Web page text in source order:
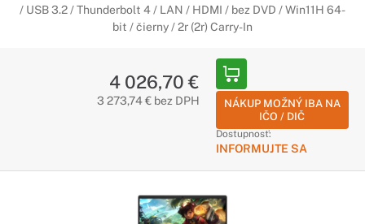
/ USB 3.2 / Thunderbolt 4 / LAN / HDMI / bez DVD / Win11H 64-
bit / čierny / 2r (2r) Carry-In
4 026,70 €
3 273,74 € bez DPH
NÁKUP MOŽNÝ IBA NA
IČO / DIČ
Dostupnosť:
INFORMUJTE SA